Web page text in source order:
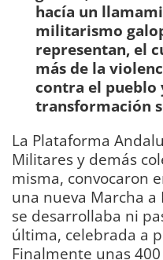
hacía un
militarismo
representan, el
más de la
contra el pueblo
transformación
La Plataforma
Militares y demás
misma, convocaron
una nueva Marcha
se desarrollaba ni
última, celebrada a
Finalmente unas